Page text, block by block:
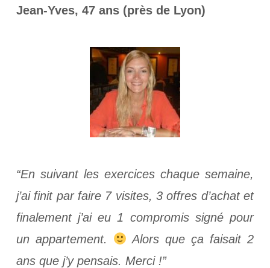
Jean-Yves, 47 ans (près de Lyon)
“En suivant les exercices chaque semaine,
j’ai finit par faire 7 visites, 3 offres d’achat et
finalement j’ai eu 1 compromis signé pour
un appartement.
Alors que ça faisait 2
ans que j’y pensais. Merci !”